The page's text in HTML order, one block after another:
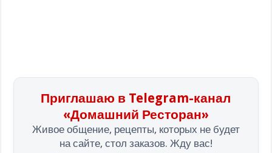
Приглашаю в Telegram-канал
«Домашний Ресторан»
Живое общение, рецепты, которых не будет
на сайте, стол заказов. Жду вас!